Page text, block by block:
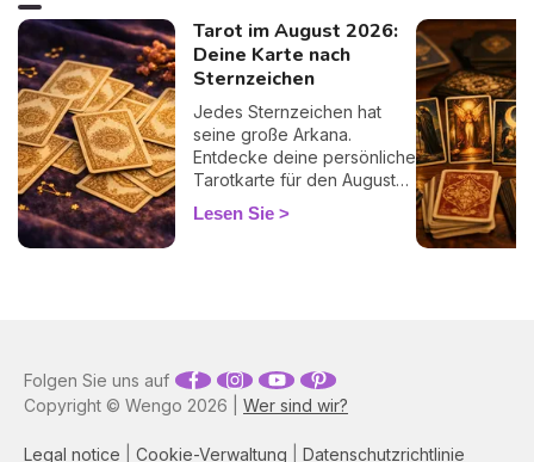
Tarot im August 2026:
Deine Karte nach
Sternzeichen
Jedes Sternzeichen hat
seine große Arkana.
Entdecke deine persönliche
Tarotkarte für den August
2026 und ihre Botschaft für
den Monat.
Lesen Sie
Copyright © Wengo 2026 | Wer sind wir?
Legal notice Cookie-Verwaltung Datenschutzrichtlinie
Folgen Sie uns auf